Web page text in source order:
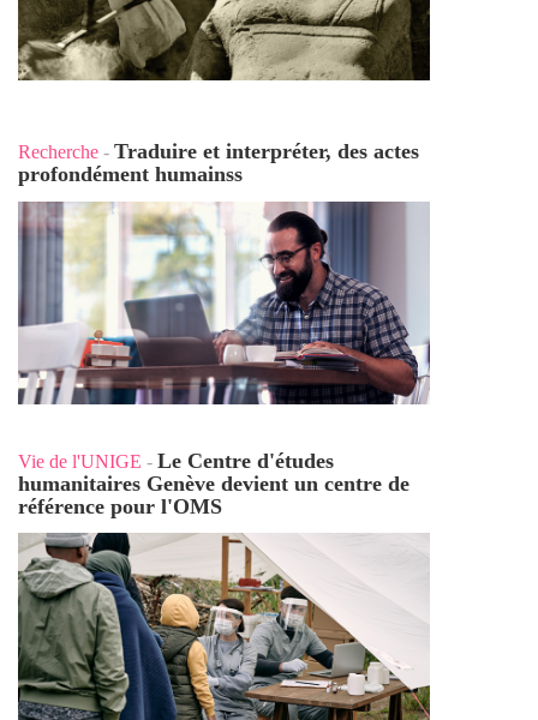
Recherche - Traduire et interpréter, des actes
profondément humainss
Vie de l'UNIGE - Le Centre d'études
humanitaires Genève devient un centre de
référence pour l'OMS